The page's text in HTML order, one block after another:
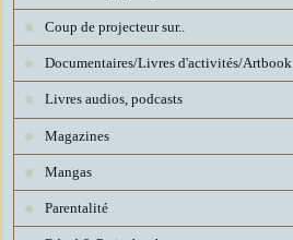
Coup de projecteur sur..
Documentaires/Livres d'activités/Artbook
Livres audios, podcasts
Magazines
Mangas
Parentalité